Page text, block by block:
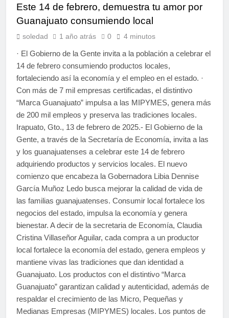
Este 14 de febrero, demuestra tu amor por
Guanajuato consumiendo local
soledad 1 año atrás 0 4 minutos
· El Gobierno de la Gente invita a la población a celebrar el
14 de febrero consumiendo productos locales,
fortaleciendo así la economía y el empleo en el estado. ·
Con más de 7 mil empresas certificadas, el distintivo
“Marca Guanajuato” impulsa a las MIPYMES, genera más
de 200 mil empleos y preserva las tradiciones locales.
Irapuato, Gto., 13 de febrero de 2025.- El Gobierno de la
Gente, a través de la Secretaría de Economía, invita a las
y los guanajuatenses a celebrar este 14 de febrero
adquiriendo productos y servicios locales. El nuevo
comienzo que encabeza la Gobernadora Libia Dennise
García Muñoz Ledo busca mejorar la calidad de vida de
las familias guanajuatenses. Consumir local fortalece los
negocios del estado, impulsa la economía y genera
bienestar. A decir de la secretaria de Economía, Claudia
Cristina Villaseñor Aguilar, cada compra a un productor
local fortalece la economía del estado, genera empleos y
mantiene vivas las tradiciones que dan identidad a
Guanajuato. Los productos con el distintivo “Marca
Guanajuato” garantizan calidad y autenticidad, además de
respaldar el crecimiento de las Micro, Pequeñas y
Medianas Empresas (MIPYMES) locales. Los puntos de